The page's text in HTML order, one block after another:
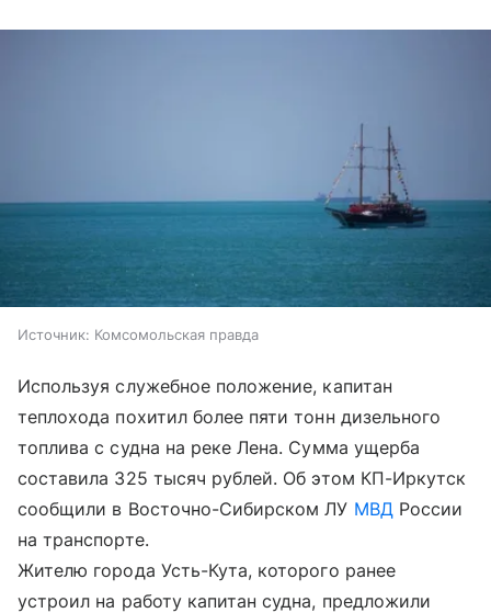
Источник: Комсомольская правда
Используя служебное положение, капитан
теплохода похитил более пяти тонн дизельного
топлива с судна на реке Лена. Сумма ущерба
составила 325 тысяч рублей. Об этом КП-Иркутск
сообщили в Восточно-Сибирском ЛУ МВД России
на транспорте.
Жителю города Усть-Кута, которого ранее
устроил на работу капитан судна, предложили